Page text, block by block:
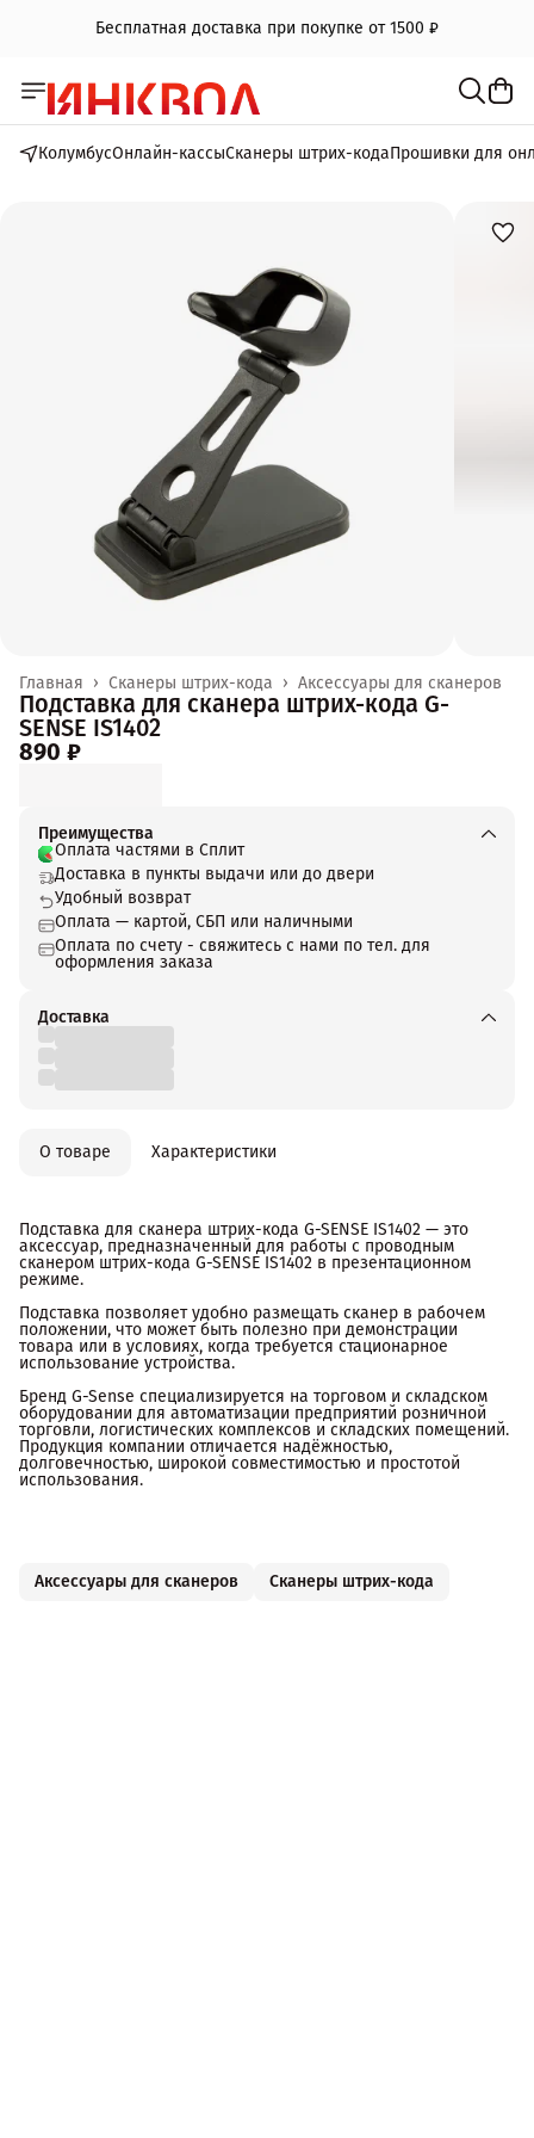
Бесплатная доставка при покупке от 1500 ₽
КолумбусОнлайн-кассыСканеры штрих-кодаПрошивки для
Аксессуары для сканеров
Сканеры штрих-кода ›
Главная ›
Подставка для сканера штрих-кода G-
SENSE IS1402
890 ₽
Преимущества
Оплата частями в Сплит
Доставка в пункты выдачи или до двери
Удобный возврат
Оплата — картой, СБП или наличными
Оплата по счету - свяжитесь с нами по тел. для
оформления заказа
Доставка
О товаре Характеристики
Подставка для сканера штрих-кода G-SENSE IS1402 — это
аксессуар, предназначенный для работы с проводным
сканером штрих-кода G-SENSE IS1402 в презентационном
режиме.
Подставка позволяет удобно размещать сканер в рабочем
положении, что может быть полезно при демонстрации
товара или в условиях, когда требуется стационарное
использование устройства.
Бренд G-Sense специализируется на торговом и складском
оборудовании для автоматизации предприятий розничной
торговли, логистических комплексов и складских помещений.
Продукция компании отличается надёжностью,
долговечностью, широкой совместимостью и простотой
использования.
Аксессуары для сканеров Сканеры штрих-кода